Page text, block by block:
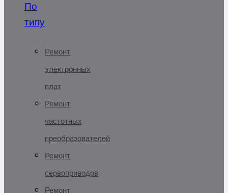
По
типу
Ремонт
электронных
плат
Ремонт
частотных
преобразователей
Ремонт
сервоприводов
Ремонт